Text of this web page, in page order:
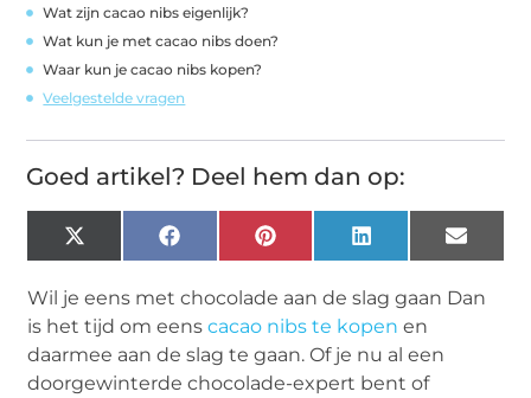
Wat zijn cacao nibs eigenlijk?
Wat kun je met cacao nibs doen?
Waar kun je cacao nibs kopen?
Veelgestelde vragen
Goed artikel? Deel hem dan op:
X
(Twitter)
FacebookPinterest LinkedIn Email
Wil je eens met chocolade aan de slag gaan Dan
is het tijd om eenscacao nibs te kopen en
daarmee aan de slag te gaan. Of je nu al een
doorgewinterde chocolade-expert bent of